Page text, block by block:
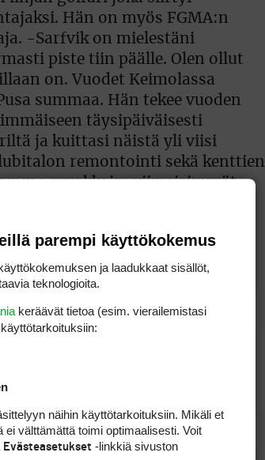
Hän on myös FGMA:n
-Sarfvik on mielestäni
piste tiin päälle. Olen ollut
on. Vuodet Keimolassa
summaa. Hän tekee vuoden
täysipäiväisesti
ja kuittasi näistä yli viisi
remontointi sekä kenttien
arvokkain, viimeisimmät
alan yleisen trendin mukaan
parempi käyttökokemus
ja laadukkaat sisällöt,
teknologioita.
keräävät tietoa (esim. vierailemis­tasi
näihin käyttötarkoituksiin. Mikäli et
välttämättä toimi optimaalisesti. Voit
Evästeasetukset -linkkiä sivuston